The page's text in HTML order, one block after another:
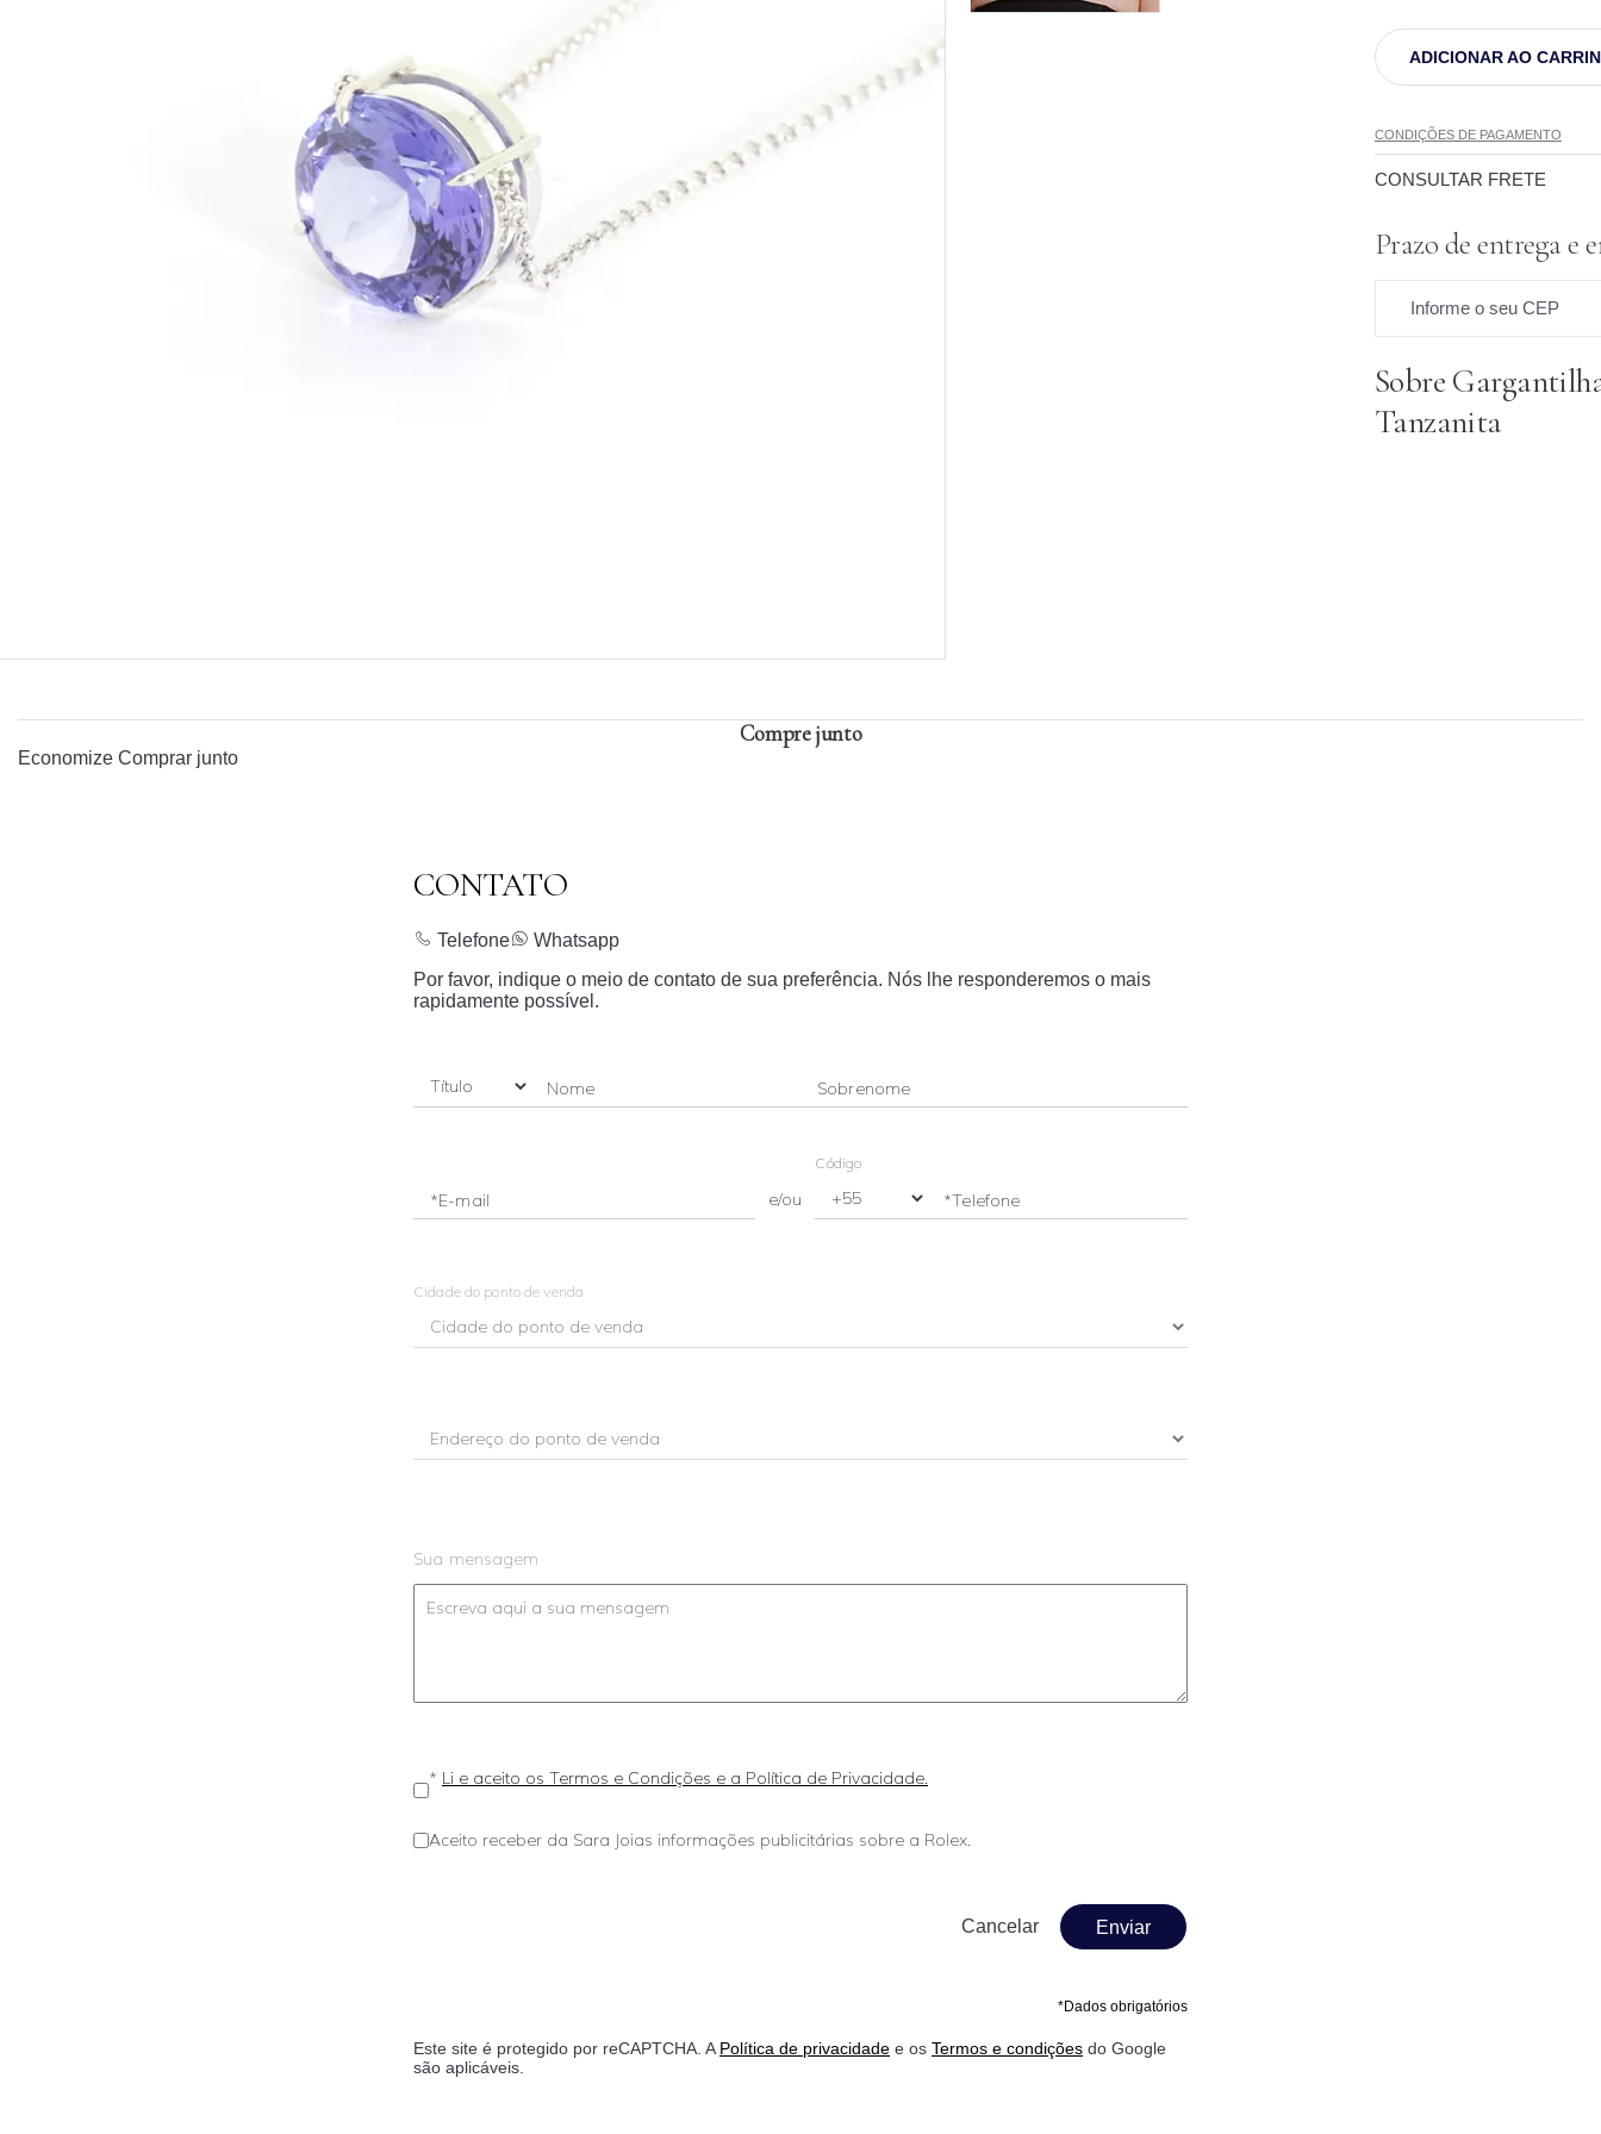
ADICIONAR AO
CONDIÇÕES DE PAGAMENTO
CONSULTAR FRETE
Prazo de entrega e
Informe o seu CEP
Prazo para o CEP
Sobre
Tanzanita
Compre junto
Economize Comprar junto
CONTATO
Telefone
Whatsapp
Por favor, indique o meio de contato de sua preferência. Nós lhe responderemos o mais
rapidamente possível.
Nome Sobrenome
*E-mail e/ou
Código
*Telefone
Cidade do ponto de venda
Sua mensagem
* Li e aceito os Termos e Condições e a Política de Privacidade.
Aceito receber da Sara Joias informações publicitárias sobre a Rolex.
Enviar
*Dados obrigatórios
Este site é protegido por reCAPTCHA. A Política de privacidade e os Termos e condições do Google
são aplicáveis.